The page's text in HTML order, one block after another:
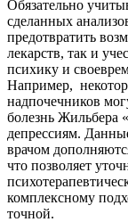
Обязательно
сделанных
предотвратить
лекарств, так и
психику и
Например,
надпочечников
болезнь Жильбера
депрессиям.
врачом
что позволяет
комплексному
точной.